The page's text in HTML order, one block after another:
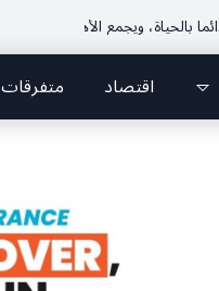
اقتصاد متفرقات